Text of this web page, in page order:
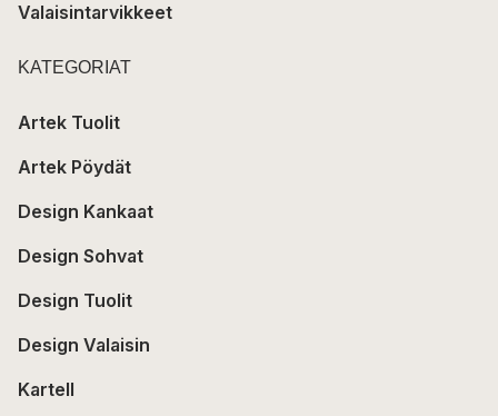
Valaisintarvikkeet
KATEGORIAT
Artek Tuolit
Artek Pöydät
Design Kankaat
Design Sohvat
Design Tuolit
Design Valaisin
Kartell